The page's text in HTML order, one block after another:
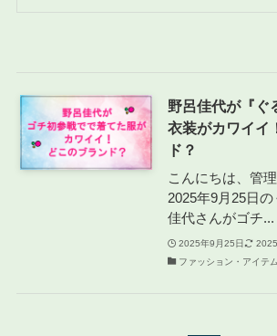
野呂佳代が『ぐ
衣装がカワイイ
ド？
こんにちは、管
2025年9月25日
佳代さんがゴチ...
2025年9月25日
ファッション・アイテム